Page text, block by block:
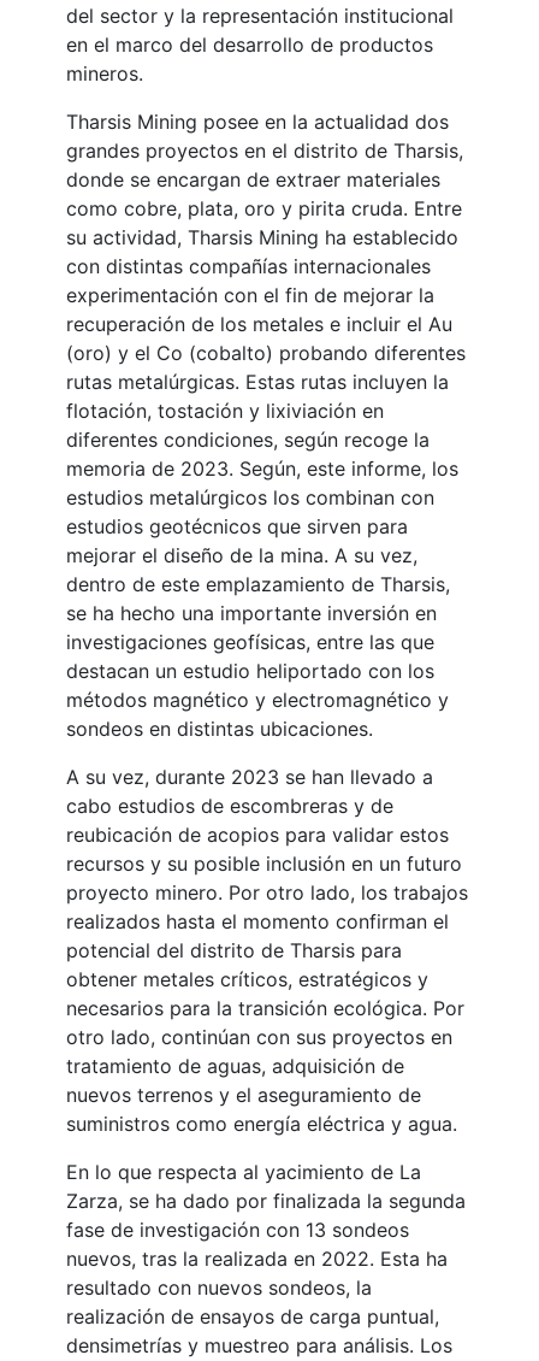
del sector y la representación institucional
en el marco del desarrollo de productos
mineros.
Tharsis Mining posee en la actualidad dos
grandes proyectos en el distrito de Tharsis,
donde se encargan de extraer materiales
como cobre, plata, oro y pirita cruda. Entre
su actividad, Tharsis Mining ha establecido
con distintas compañías internacionales
experimentación con el fin de mejorar la
recuperación de los metales e incluir el Au
(oro) y el Co (cobalto) probando diferentes
rutas metalúrgicas. Estas rutas incluyen la
flotación, tostación y lixiviación en
diferentes condiciones, según recoge la
memoria de 2023. Según, este informe, los
estudios metalúrgicos los combinan con
estudios geotécnicos que sirven para
mejorar el diseño de la mina. A su vez,
dentro de este emplazamiento de Tharsis,
se ha hecho una importante inversión en
investigaciones geofísicas, entre las que
destacan un estudio heliportado con los
métodos magnético y electromagnético y
sondeos en distintas ubicaciones.
A su vez, durante 2023 se han llevado a
cabo estudios de escombreras y de
reubicación de acopios para validar estos
recursos y su posible inclusión en un futuro
proyecto minero. Por otro lado, los trabajos
realizados hasta el momento confirman el
potencial del distrito de Tharsis para
obtener metales críticos, estratégicos y
necesarios para la transición ecológica. Por
otro lado, continúan con sus proyectos en
tratamiento de aguas, adquisición de
nuevos terrenos y el aseguramiento de
suministros como energía eléctrica y agua.
En lo que respecta al yacimiento de La
Zarza, se ha dado por finalizada la segunda
fase de investigación con 13 sondeos
nuevos, tras la realizada en 2022. Esta ha
resultado con nuevos sondeos, la
realización de ensayos de carga puntual,
densimetrías y muestreo para análisis. Los